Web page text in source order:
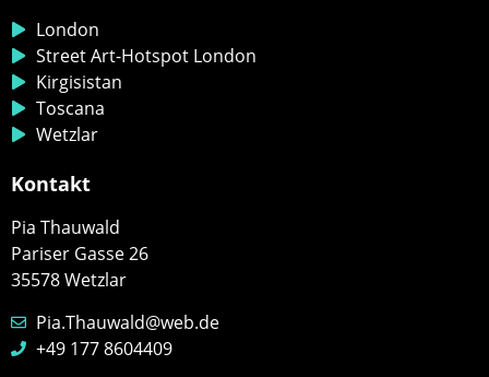
London
Street Art-Hotspot London
Kirgisistan
Toscana
Wetzlar
Kontakt
Pia Thauwald
Pariser Gasse 26
35578 Wetzlar
Pia.Thauwald@web.de
+49 177 8604409